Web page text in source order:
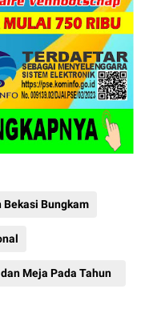
Bungkam
Meja Pada Tahun